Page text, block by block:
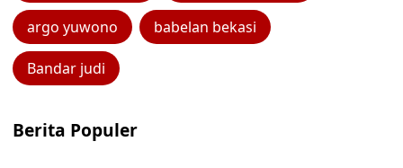
argo yuwono babelan bekasi
Bandar judi
Berita Populer